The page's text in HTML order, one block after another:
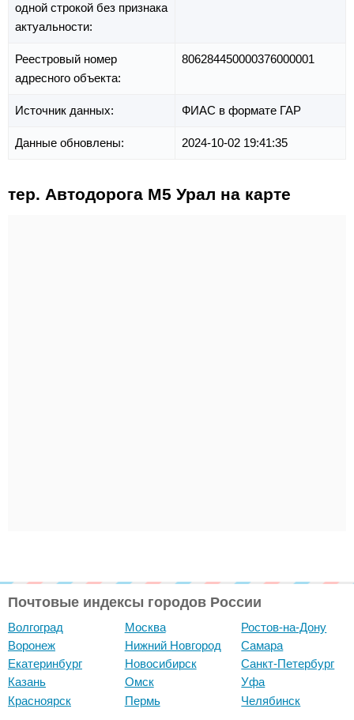
одной строкой без признака
актуальности:
Реестровый номер
адресного объекта:
806284450000376000001
Источник данных: ФИАС в формате ГАР
Данные обновлены: 2024-10-02 19:41:35
тер. Автодорога М5 Урал на карте
Почтовые индексы городов России
Волгоград
Воронеж
Екатеринбург
Казань
Красноярск
Москва
Нижний Новгород
Новосибирск
Омск
Пермь
Ростов-на-Дону
Самара
Санкт-Петербург
Уфа
Челябинск